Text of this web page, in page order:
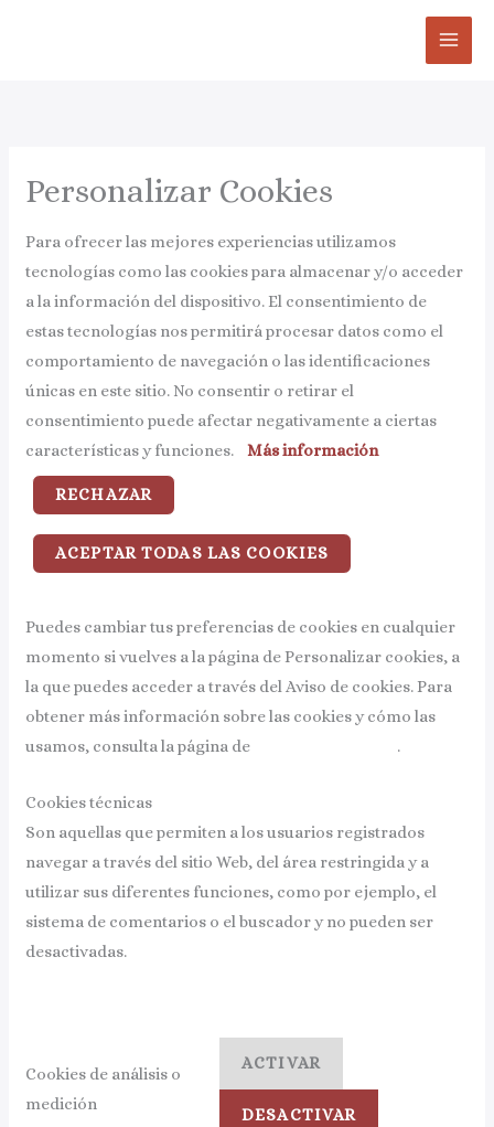
Personalizar Cookies
Para ofrecer las mejores experiencias utilizamos
tecnologías como las cookies para almacenar y/o acceder
a la información del dispositivo. El consentimiento de
estas tecnologías nos permitirá procesar datos como el
comportamiento de navegación o las identificaciones
únicas en este sitio. No consentir o retirar el
consentimiento puede afectar negativamente a ciertas
características y funciones.Más información
RECHAZAR
ACEPTAR TODAS LAS COOKIES
Puedes cambiar tus preferencias de cookies en cualquier
momento si vuelves a la página de Personalizar cookies, a
la que puedes acceder a través del Aviso de cookies. Para
obtener más información sobre las cookies y cómo las
usamos, consulta la página de
.
Cookies técnicas
Son aquellas que permiten a los usuarios registrados
navegar a través del sitio Web, del área restringida y a
utilizar sus diferentes funciones, como por ejemplo, el
sistema de comentarios o el buscador y no pueden ser
desactivadas.
Cookies de análisis o
medición
ACTIVAR
DESACTIVAR